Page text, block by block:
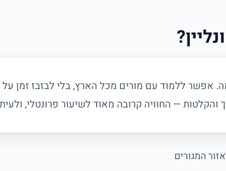
אפשר ללמוד עם מורים מכל הארץ, בלי לבזבז זמן על
— החוויה קרובה מאוד לשיעור פרונטלי,
המגורים